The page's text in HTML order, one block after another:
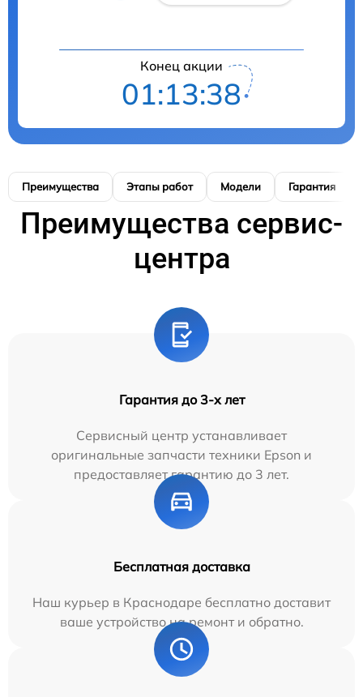
Конец акции
01:13:38
Преимущества Этапы работ Модели Гарантия
Преимущества сервис-
центра
Гарантия до 3-х лет
Сервисный центр устанавливает
оригинальные запчасти техники Epson и
предоставляет гарантию до 3 лет.
Бесплатная доставка
Наш курьер в Краснодаре бесплатно доставит
ваше устройство на ремонт и обратно.